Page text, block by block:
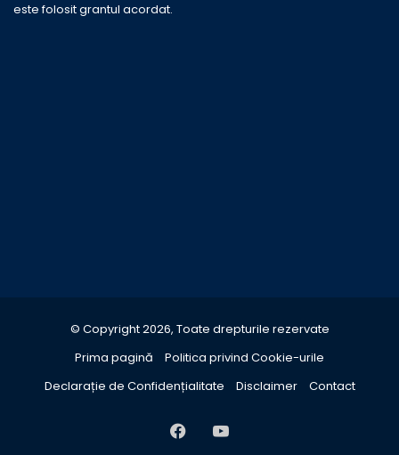
este folosit grantul acordat.
© Copyright 2026, Toate drepturile rezervate
Prima pagină
Politica privind Cookie-urile
Declarație de Confidențialitate
Disclaimer Contact
FacebookYouTube